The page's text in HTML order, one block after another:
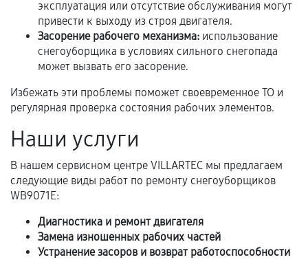
Когда гарантия не действует
Нарушение правил эксплуатации,
перегрев, коррозия.
третьих лиц.
Естественный износ деталей, если иное не
предусмотрено отдельно.
Обращение после окончания гарантийного
срока.
Программные сбои, если это не указано в
отдельных условиях.
эксплуатация или отсутствие обслуживания могут
привести к выходу из строя двигателя.
Засорение рабочего механизма: использование
снегоуборщика в условиях сильного снегопада
может вызвать его засорение.
Избежать эти проблемы поможет своевременное ТО и
регулярная проверка состояния рабочих элементов.
Наши услуги
В нашем сервисном центре VILLARTEC мы предлагаем
следующие виды работ по ремонту снегоуборщиков
WB9071E:
Диагностика и ремонт двигателя
Замена изношенных рабочих частей
Устранение засоров и возврат работоспособности